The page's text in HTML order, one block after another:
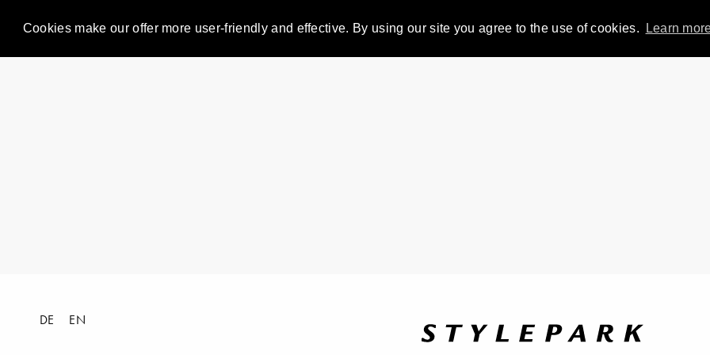
Cookies make our offer more user-friendly and effective. By using our site you agree to the use of cookies. Learn
DE EN